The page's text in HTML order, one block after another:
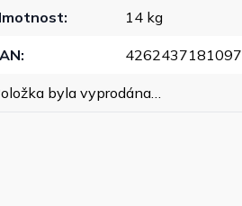
: 14 kg
: 4262437181097
byla vyprodána…